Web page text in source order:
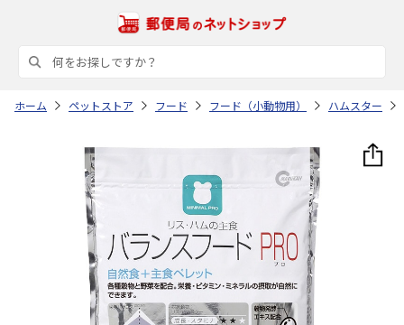
ホーム ペットストア フード フード（小動物用） ハムスター